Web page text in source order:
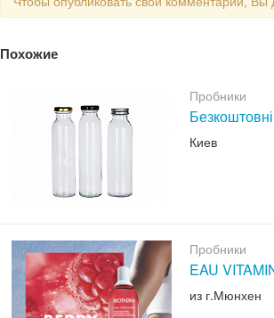
Похожие
Пробники
Киев
Пробники
EAU
из г.Мюнхен